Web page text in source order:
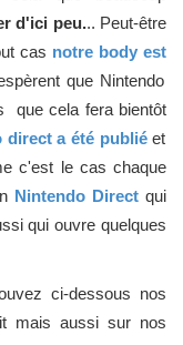
d'ici peu... Peut-être
cas notre body est
que Nintendo
que cela fera bientôt
direct a été publiéet
c'est le cas chaque
Nintendo Directqui
qui ouvre quelques
ci-dessous nos
mais aussi sur nos